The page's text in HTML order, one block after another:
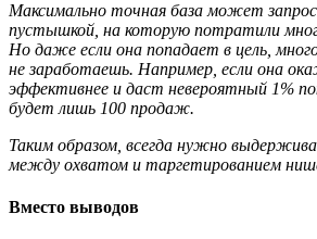
Максимально точная база может
пустышкой, на которую потратили
Но даже если она попадает в цель,
не заработаешь. Например, если она
эффективнее и даст невероятный 1%
будет лишь 100 продаж.
Таким образом, всегда нужно
между охватом и таргетированием
Вместо выводов